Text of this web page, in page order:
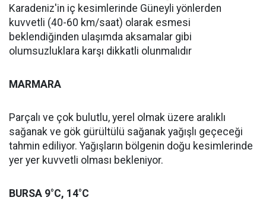
Karadeniz'in iç kesimlerinde Güneyli yönlerden
kuvvetli (40-60 km/saat) olarak esmesi
beklendiğinden ulaşımda aksamalar gibi
olumsuzluklara karşı dikkatli olunmalıdır
MARMARA
Parçalı ve çok bulutlu, yerel olmak üzere aralıklı
sağanak ve gök gürültülü sağanak yağışlı geçeceği
tahmin ediliyor. Yağışların bölgenin doğu kesimlerinde
yer yer kuvvetli olması bekleniyor.
BURSA 9°C, 14°C